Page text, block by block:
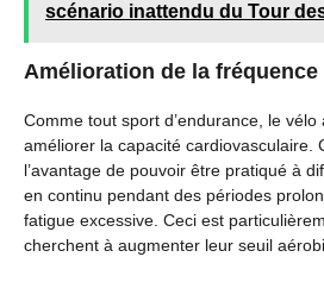
scénario inattendu du Tour
Amélioration de la fréquence
Comme tout sport d’endurance, le vélo
améliorer la capacité cardiovasculaire.
l’avantage de pouvoir être pratiqué à
en continu pendant des périodes
fatigue excessive. Ceci est
cherchent à augmenter leur seuil